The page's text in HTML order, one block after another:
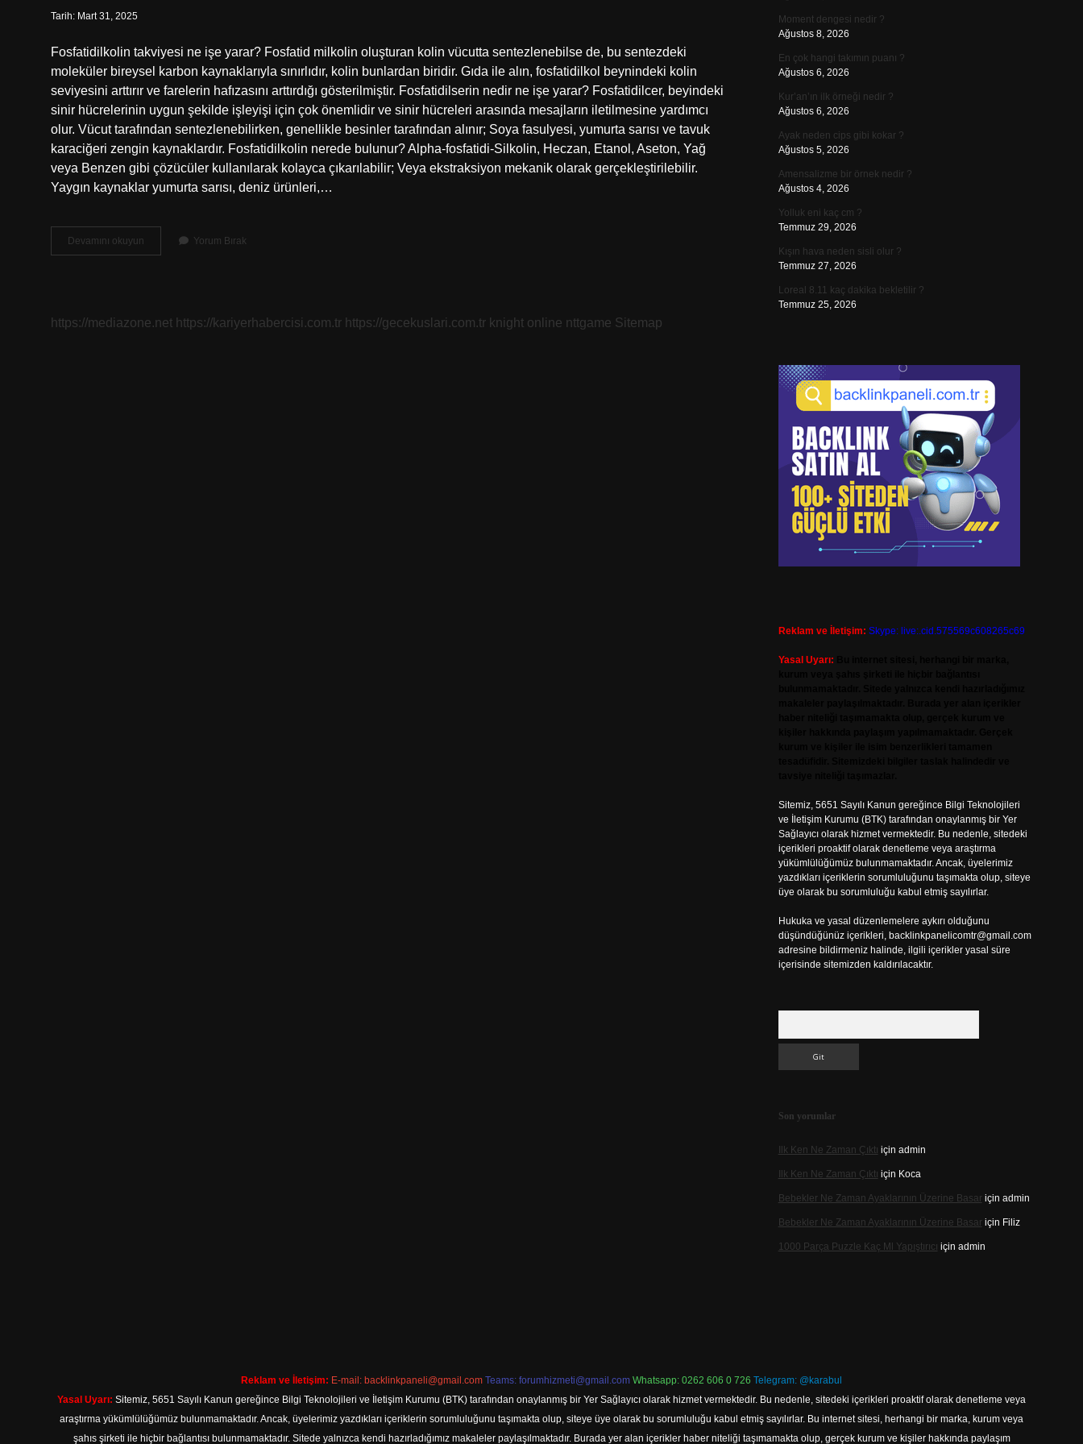
Tarih: Mart 31, 2025
Fosfatidilkolin takviyesi ne işe yarar? Fosfatid milkolin oluşturan kolin vücutta sentezlenebilse de, bu sentezdeki
moleküler bireysel karbon kaynaklarıyla sınırlıdır, kolin bunlardan biridir. Gıda ile alın, fosfatidilkol beynindeki kolin
seviyesini arttırır ve farelerin hafızasını arttırdığı gösterilmiştir. Fosfatidilserin nedir ne işe yarar? Fosfatidilcer, beyindeki
sinir hücrelerinin uygun şekilde işleyişi için çok önemlidir ve sinir hücreleri arasında mesajların iletilmesine yardımcı
olur. Vücut tarafından sentezlenebilirken, genellikle besinler tarafından alınır; Soya fasulyesi, yumurta sarısı ve tavuk
karaciğeri zengin kaynaklardır. Fosfatidilkolin nerede bulunur? Alpha-fosfatidi-Silkolin, Heczan, Etanol, Aseton, Yağ
veya Benzen gibi çözücüler kullanılarak kolayca çıkarılabilir; Veya ekstraksiyon mekanik olarak gerçekleştirilebilir.
Yaygın kaynaklar yumurta sarısı, deniz ürünleri,…
Devamını okuyun Fosfatidilkolin
Nedir
Yorum Bırak
https://mediazone.net https://kariyerhabercisi.com.tr https://gecekuslari.com.tr knight online nttgame Sitemap
Moment dengesi nedir ?
Ağustos 8, 2026
En çok hangi takımın puanı ?
Ağustos 6, 2026
Kur’an’ın ilk örneği nedir ?
Ağustos 6, 2026
Ayak neden cips gibi kokar ?
Ağustos 5, 2026
Amensalizme bir örnek nedir ?
Ağustos 4, 2026
Yolluk eni kaç cm ?
Temmuz 29, 2026
Kışın hava neden sisli olur ?
Temmuz 27, 2026
Loreal 8.11 kaç dakika bekletilir ?
Temmuz 25, 2026
Reklam ve İletişim: Skype: live:.cid.575569c608265c69
Yasal Uyarı:
Sitemiz, 5651 Sayılı Kanun gereğince Bilgi Teknolojileri
ve İletişim Kurumu (BTK) tarafından onaylanmış bir Yer
Sağlayıcı olarak hizmet vermektedir. Bu nedenle, sitedeki
içerikleri proaktif olarak denetleme veya araştırma
yükümlülüğümüz bulunmamaktadır. Ancak, üyelerimiz
yazdıkları içeriklerin sorumluluğunu taşımakta olup, siteye
üye olarak bu sorumluluğu kabul etmiş sayılırlar.
Hukuka ve yasal düzenlemelere aykırı olduğunu
düşündüğünüz içerikleri, backlinkpanelicomtr@gmail.com
adresine bildirmeniz halinde, ilgili içerikler yasal süre
içerisinde sitemizden kaldırılacaktır.
Son yorumlar
Ilk Ken Ne Zaman Çıktı için admin
Ilk Ken Ne Zaman Çıktı için Koca
Bebekler Ne Zaman Ayaklarının Üzerine Basariçin admin
Bebekler Ne Zaman Ayaklarının Üzerine Basariçin Filiz
1000 Parça Puzzle Kaç Ml Yapıştırıcı için admin
Reklam ve İletişim: E-mail: backlinkpaneli@gmail.com Teams: forumhizmeti@gmail.com Whatsapp: 0262 606 0 726 Telegram: @karabul
Yasal Uyarı: Sitemiz, 5651 Sayılı Kanun gereğince Bilgi Teknolojileri ve İletişim Kurumu (BTK) tarafından onaylanmış bir Yer Sağlayıcı olarak hizmet vermektedir. Bu nedenle, sitedeki içerikleri proaktif olarak denetleme veya
araştırma yükümlülüğümüz bulunmamaktadır. Ancak, üyelerimiz yazdıkları içeriklerin sorumluluğunu taşımakta olup, siteye üye olarak bu sorumluluğu kabul etmiş sayılırlar. Bu internet sitesi, herhangi bir marka, kurum veya
şahıs şirketi ile hiçbir bağlantısı bulunmamaktadır. Sitede yalnızca kendi hazırladığımız makaleler paylaşılmaktadır. Burada yer alan içerikler haber niteliği taşımamakta olup, gerçek kurum ve kişiler hakkında paylaşım